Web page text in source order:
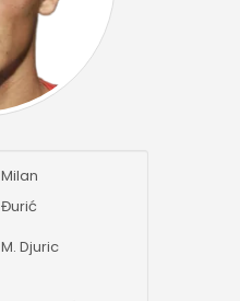
Milan
Đurić
M. Djuric